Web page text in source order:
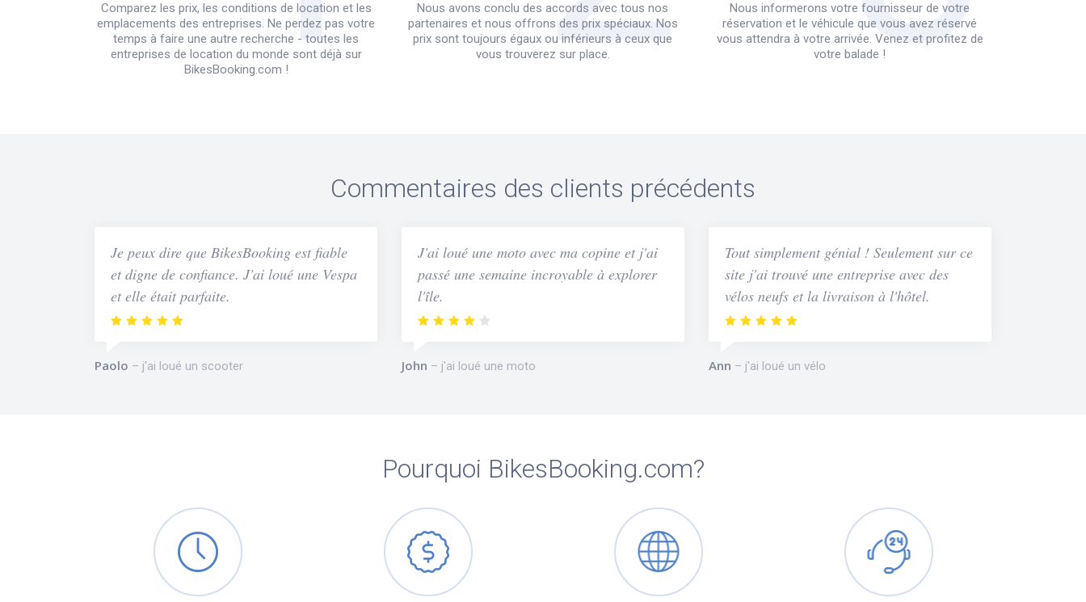
Comparez les prix, les conditions de location et les
emplacements des entreprises. Ne perdez pas votre
temps à faire une autre recherche - toutes les
entreprises de location du monde sont déjà sur
BikesBooking.com !
Nous avons conclu des accords avec tous nos
partenaires et nous offrons des prix spéciaux. Nos
prix sont toujours égaux ou inférieurs à ceux que
vous trouverez sur place.
Nous informerons votre fournisseur de votre
réservation et le véhicule que vous avez réservé
vous attendra à votre arrivée. Venez et profitez de
votre balade !
Commentaires des clients précédents
Je peux dire que BikesBooking est fiable
et digne de confiance. J'ai loué une Vespa
et elle était parfaite.
Paolo j'ai loué un scooter
J'ai loué une moto avec ma copine et j'ai
passé une semaine incroyable à explorer
l'île.
John j'ai loué une moto
Tout simplement génial ! Seulement sur ce
site j'ai trouvé une entreprise avec des
vélos neufs et la livraison à l'hôtel.
Ann j'ai loué un vélo
Pourquoi BikesBooking.com?